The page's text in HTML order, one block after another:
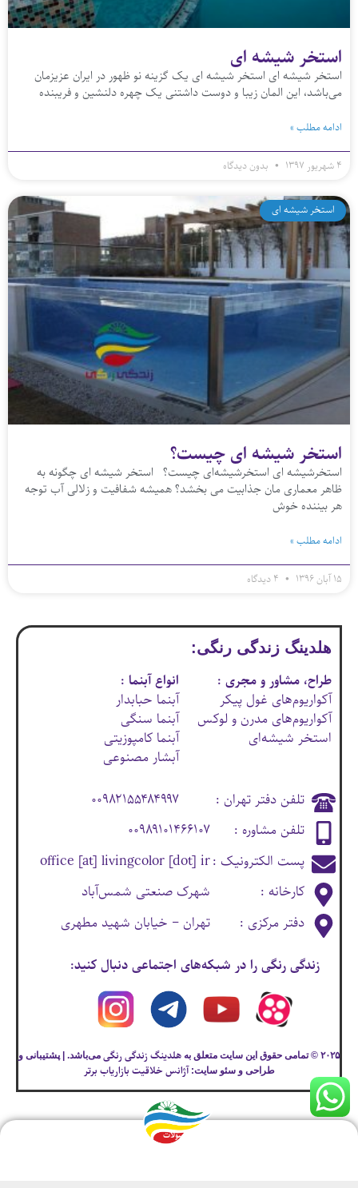
استخر شیشه ای
استخر شیشه ای استخر شیشه ای یک گزینه نو ظهور در ایران عزیزمان
می‌باشد، این المان زیبا و دوست داشتنی یک چهره دلنشین و فریبنده
ادامه مطلب »
۴ شهریور ۱۳۹۷ بدون دیدگاه
استخر شیشه ای
استخر شیشه‌ ای چیست؟
استخرشیشه ای استخرشیشه‌ای چیست؟ استخر شیشه ای چگونه به
ظاهر معماری مان جذابیت می بخشد؟ همیشه شفافیت و زلالی آب توجه
هر بیننده خوش
ادامه مطلب »
۱۵ آبان ۱۳۹۶
هلدینگ زندگی رنگی:
طراح، مشاور و مجری :
آکواریوم‌های غول پیکر
آکواریوم‌های مدرن و لوکس
استخر شیشه‌ای
انواع آبنما :
آبنما حبابدار
آبنما سنگی
آبنما کامپوزیتی
آبشار مصنوعی
تلفن دفتر تهران :
۰۰۹۸۲۱۵۵۴۸۴۹۹۷
تلفن مشاوره :
۰۰۹۸۹۱۰۱۴۶۶۱۰۷
پست الکترونیک :office [at] livingcolor [dot] ir
کارخانه :
شهرک صنعتی شمس‌آباد
دفتر مرکزی :
تهران – خیابان شهید مطهری
زندگی رنگی را در شبکه‌های اجتماعی دنبال کنید:
۲۰۲۵ © تمامی حقوق این سایت متعلق به هلدینگ زندگی رنگی می‌باشد. | پشتیبانی و
طراحی و سئو سایت:آژانس خلاقیت بازاریاب برتر
محصولات